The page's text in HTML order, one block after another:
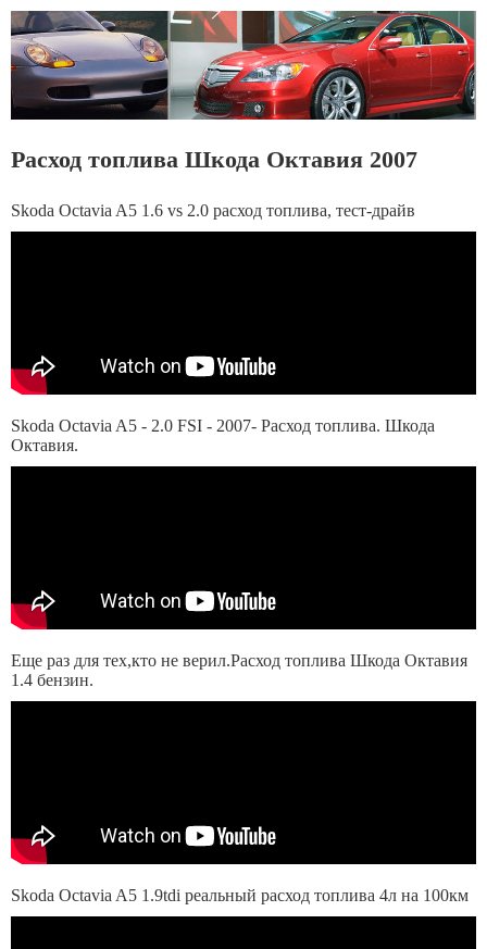
Расход топлива Шкода Октавия 2007
Skoda Octavia A5 1.6 vs 2.0 расход топлива, тест-драйв
Skoda Octavia A5 - 2.0 FSI - 2007- Расход топлива. Шкода
Октавия.
Еще раз для тех,кто не верил.Расход топлива Шкода Октавия
1.4 бензин.
Skoda Octavia A5 1.9tdi реальный расход топлива 4л на 100км